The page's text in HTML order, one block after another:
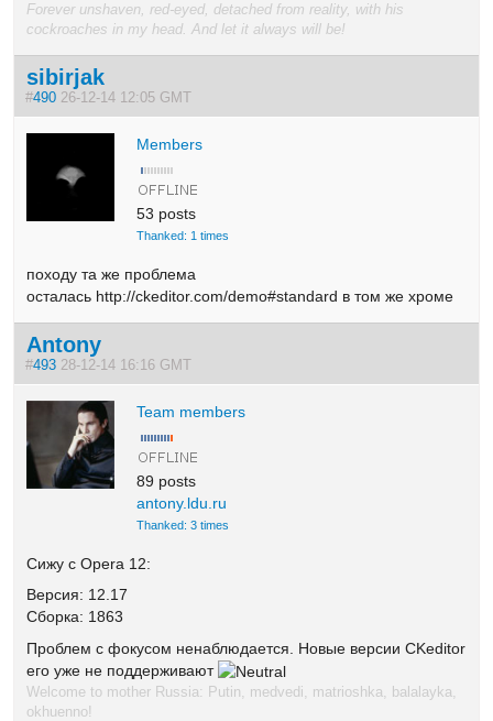
Forever unshaven, red-eyed, detached from reality, with his
cockroaches in my head. And let it always will be!
sibirjak
#490 26-12-14 12:05 GMT
Members
53 posts
Thanked: 1 times
походу та же проблема
осталась http://ckeditor.com/demo#standard в том же хроме
Antony
#493 28-12-14 16:16 GMT
Team members
89 posts
antony.ldu.ru
Thanked: 3 times
Сижу с Opera 12:
Версия: 12.17
Сборка: 1863
Проблем с фокусом ненаблюдается. Новые версии CKeditor
его уже не поддерживают
Welcome to mother Russia: Putin, medvedi, matrioshka, balalayka,
okhuenno!